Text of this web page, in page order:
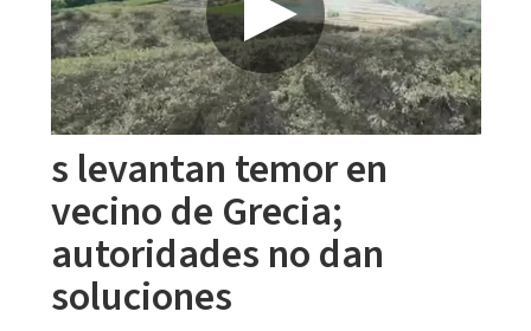
s levantan temor en
vecino de Grecia;
autoridades no dan
soluciones